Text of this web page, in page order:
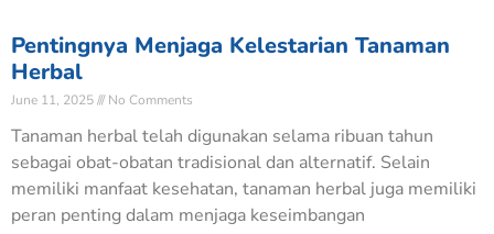
Pentingnya Menjaga Kelestarian Tanaman
Herbal
June 11, 2025 No Comments
Tanaman herbal telah digunakan selama ribuan tahun
sebagai obat-obatan tradisional dan alternatif. Selain
memiliki manfaat kesehatan, tanaman herbal juga memiliki
peran penting dalam menjaga keseimbangan